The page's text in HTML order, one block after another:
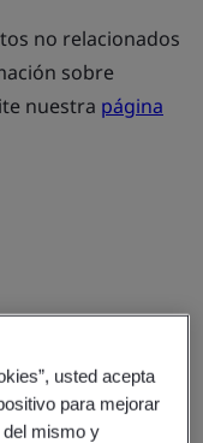
no relacionados
sobre
nuestra página
usted acepta
para mejorar
del mismo y